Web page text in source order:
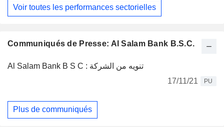
Communiqués de Presse: Al Salam Bank B.S.C.
Al Salam Bank B S C : تنويه من الشركة
17/11/21
PU
Plus de communiqués
Voir toutes les performances sectorielles